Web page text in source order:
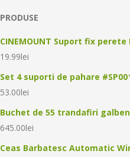
PRODUSE
CINEMOUNT Suport fix perete
19.99lei
Set 4 suporti de pahare
53.00lei
Buchet de 55 trandafiri
645.00lei
Ceas Barbatesc Automatic